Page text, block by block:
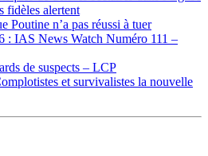
fidèles alertent
Poutine n’a pas réussi à tuer
: IAS News Watch Numéro 111 –
de suspects – LCP
et survivalistes la nouvelle